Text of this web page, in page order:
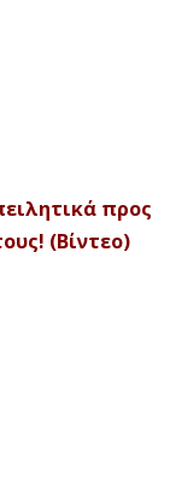
προς
(Βίντεο)